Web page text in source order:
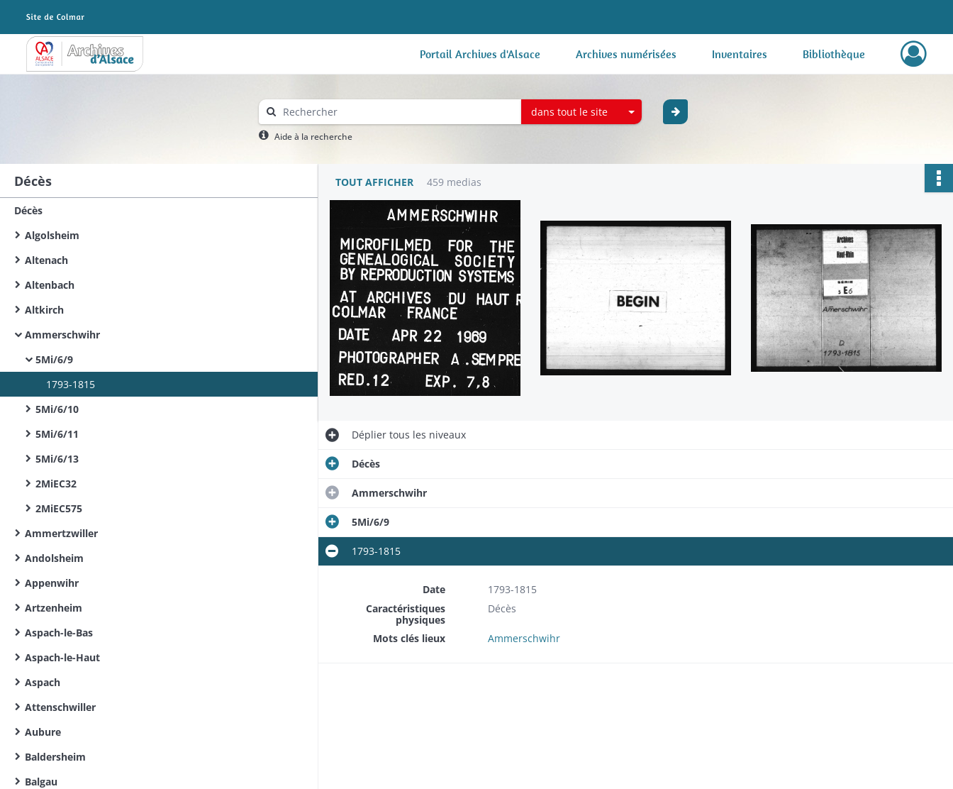
Archives Alsace - Colmar Portail Archives d'Alsace Archives numérisées Inventaires Bibliothèque
dans tout le site
Aide à la recherche
Décès
Décès
Algolsheim
Altenach
Altenbach
Altkirch
Ammerschwihr
5Mi/6/9
1793-1815
5Mi/6/10
5Mi/6/11
5Mi/6/13
2MiEC32
2MiEC575
Ammertzwiller
Andolsheim
Appenwihr
Artzenheim
Aspach-le-Bas
Aspach-le-Haut
Aspach
Attenschwiller
Aubure
Baldersheim
Balgau
TOUT AFFICHER 459 medias
Dépliertous les niveaux
Décès
Ammerschwihr
5Mi/6/9
1793-1815
Date
1793-1815
Caractéristiques
physiques
Décès
Mots clés lieux Ammerschwihr